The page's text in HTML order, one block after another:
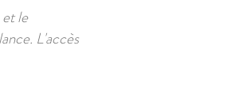
le
L'accès